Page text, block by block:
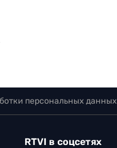
персональных данных
RTVI в соцсетях